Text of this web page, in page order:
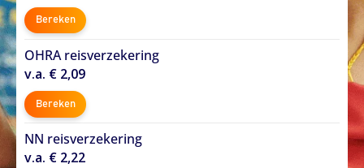
Bereken
OHRA reisverzekering
v.a. € 2,09
Bereken
NN reisverzekering
v.a. € 2,22